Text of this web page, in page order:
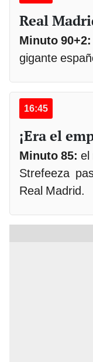
Real
Minuto 90+2:
gigante
16:45
¡Era el
Minuto 85: el
Strefeeza
Real Madrid.